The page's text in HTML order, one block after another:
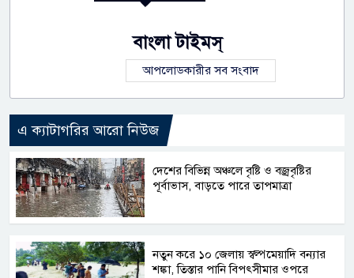
বাংলা টাইমস্
আপলোডকারীর সব সংবাদ
এ ক্যাটাগরির আরো নিউজ
দেশের বিভিন্ন অঞ্চলে বৃষ্টি ও বজ্রবৃষ্টির
পূর্বাভাস, বাড়তে পারে তাপমাত্রা
নতুন করে ১০ জেলায় স্বল্পমেয়াদি বন্যার
শঙ্কা, তিস্তার পানি বিপৎসীমার ওপরে